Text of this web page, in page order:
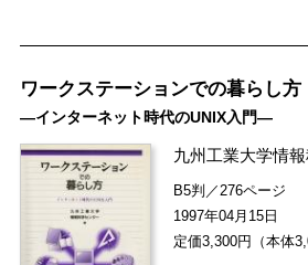
ワークステーションでの暮らし方
―インターネット時代のUNIX入門―
九州工業大学情
B5判／276ページ
1997年04月15日
定価3,300円（本体